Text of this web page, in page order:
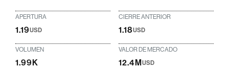
APERTURA
1.19USD
CIERRE ANTERIOR
1.18USD
VOLUMEN
1.99K
VALOR DE MERCADO
12.4MUSD